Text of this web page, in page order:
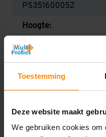
Toestemming
Deze website maakt
We gebruiken cookies
PS35160005Z
Hoogte:
3.500 mm
Diepte:
1.100 mm
16.000 mm
Liggerlengte: